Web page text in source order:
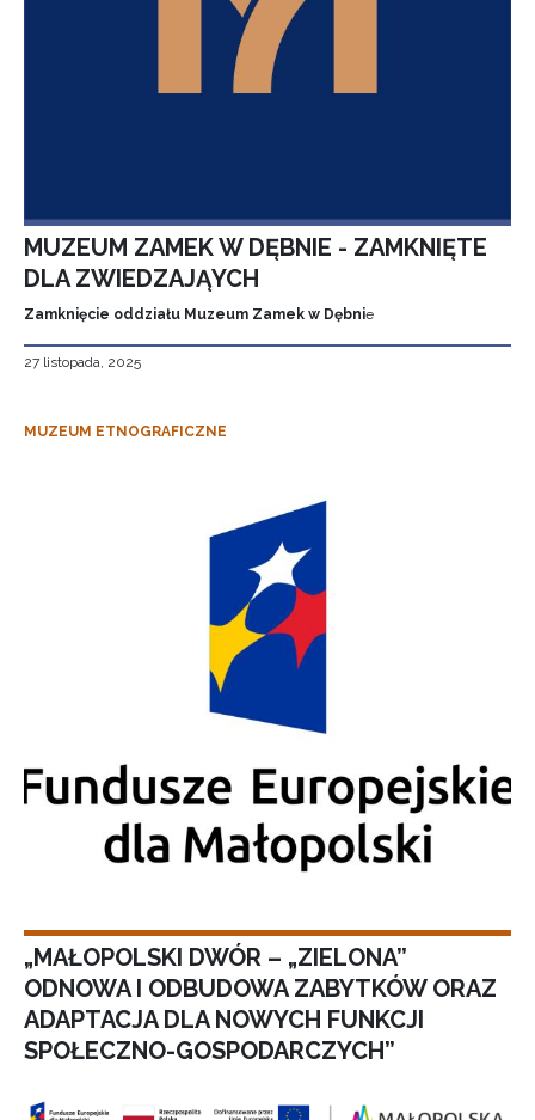
MUZEUM ZAMEK W DĘBNIE - ZAMKNIĘTE
DLA ZWIEDZAJĄYCH
Zamknięcie oddziału Muzeum Zamek w Dębnie
27 listopada, 2025
MUZEUM ETNOGRAFICZNE
„MAŁOPOLSKI DWÓR – „ZIELONA”
ODNOWA I ODBUDOWA ZABYTKÓW ORAZ
ADAPTACJA DLA NOWYCH FUNKCJI
SPOŁECZNO-GOSPODARCZYCH”